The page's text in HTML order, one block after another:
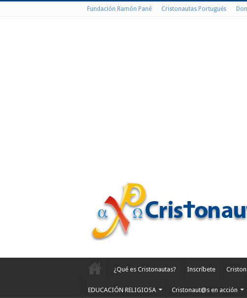
Fundación Ramón Pané Cristonautas Portugués
¿Qué es Cristonautas? Inscríbete
EDUCACIÓN RELIGIOSA Cristonaut@s en acción